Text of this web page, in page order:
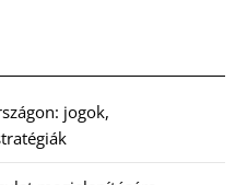
jogok,